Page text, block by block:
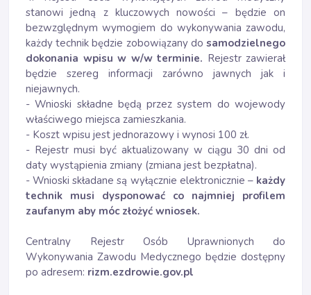
stanowi jedną z kluczowych nowości – będzie on
bezwzględnym wymogiem do wykonywania zawodu,
każdy technik będzie zobowiązany do samodzielnego
dokonania wpisu w w/w terminie. Rejestr zawierał
będzie szereg informacji zarówno jawnych jak i
niejawnych.
- Wnioski składne będą przez system do wojewody
właściwego miejsca zamieszkania.
- Koszt wpisu jest jednorazowy i wynosi 100 zł.
- Rejestr musi być aktualizowany w ciągu 30 dni od
daty wystąpienia zmiany (zmiana jest bezpłatna).
- Wnioski składane są wyłącznie elektronicznie –każdy
technik musi dysponować co najmniej profilem
zaufanym aby móc złożyć wniosek.
Centralny Rejestr Osób Uprawnionych do
Wykonywania Zawodu Medycznego będzie dostępny
po adresem: rizm.ezdrowie.gov.pl